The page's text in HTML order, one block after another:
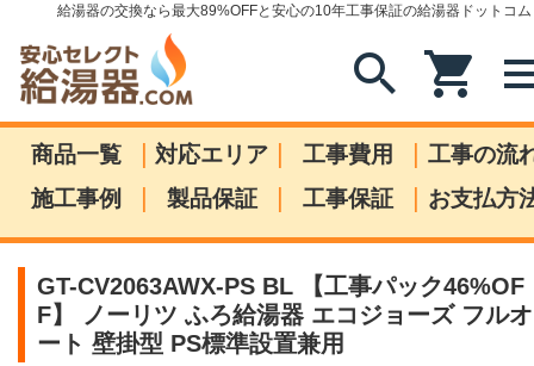
給湯器の交換なら最大89%OFFと安心の10年工事保証の給湯器ドットコム
search shopping_cart
商品一覧 | 対応エリア | 工事費用 | 工事の流
施工事例
| 製品保証 | 工事保証 | お支払方
GT-CV2063AWX-PS BL 【工事パック46%OF
F】 ノーリツ ふろ給湯器 エコジョーズ フルオ
ート 壁掛型 PS標準設置兼用